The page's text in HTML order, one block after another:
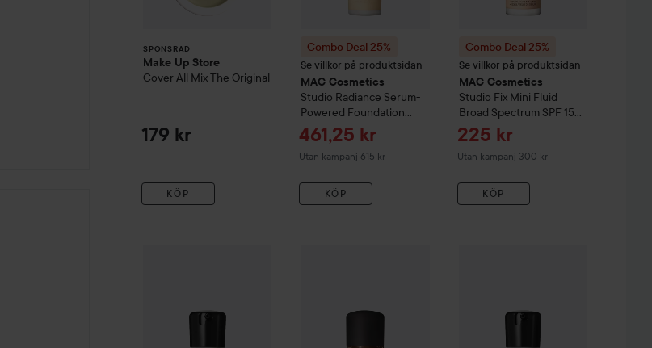
SPONSRAD
Make Up Store
Cover All MixThe Original
179 kr
KÖP
Combo Deal 25%
Se villkor på produktsidan
MAC Cosmetics
Studio Radiance Serum-
Powered Foundation
Nc12
Reapris
461,25 kr
Utan kampanj 615 kr
KÖP
Combo Deal 25%
Se villkor på produktsidan
MAC Cosmetics
Studio Fix Mini Fluid
Broad Spectrum SPF 15
Foundation
Reapris
225 kr
Utan kampanj 300 kr
KÖP